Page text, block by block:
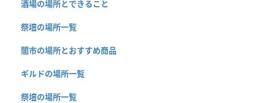
酒場の場所とできること
祭壇の場所一覧
闇市の場所とおすすめ商品
ギルドの場所一覧
祭壇の場所一覧